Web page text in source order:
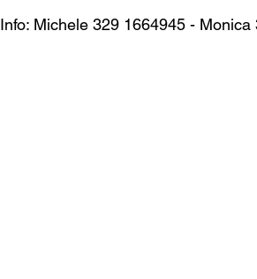
Info: Michele 329 1664945 - Monica